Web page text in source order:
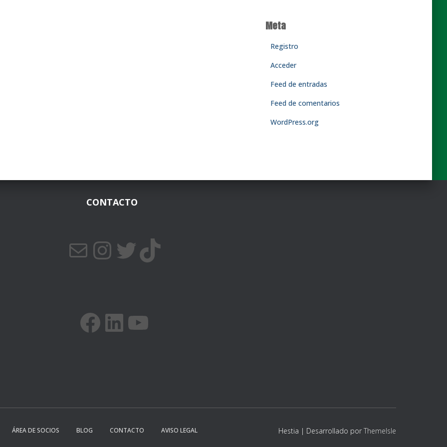
Meta
Registro
Acceder
Feed de entradas
Feed de comentarios
WordPress.org
CONTACTO
CORREO ELECTRÓNICO INSTAGRAM TWITTER
FACEBOOK LINKEDIN
ÁREA DE SOCIOS BLOG CONTACTO AVISO LEGAL Hestia | Desarrollado por ThemeIsle